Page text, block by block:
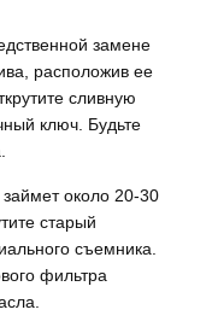
замене
расположив ее
сливную
ключ. Будьте
около 20-30
старый
съемника.
фильтра